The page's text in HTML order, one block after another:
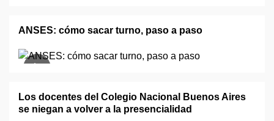
ANSES: cómo sacar turno, paso a paso
Los docentes del Colegio Nacional Buenos Aires
se niegan a volver a la presencialidad